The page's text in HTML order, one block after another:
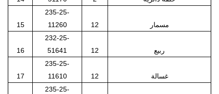
15
235-25-
11260
12 مسمار
16
232-25-
51641
12 ربيع
17
235-25-
11610
12 غسالة
235-25-